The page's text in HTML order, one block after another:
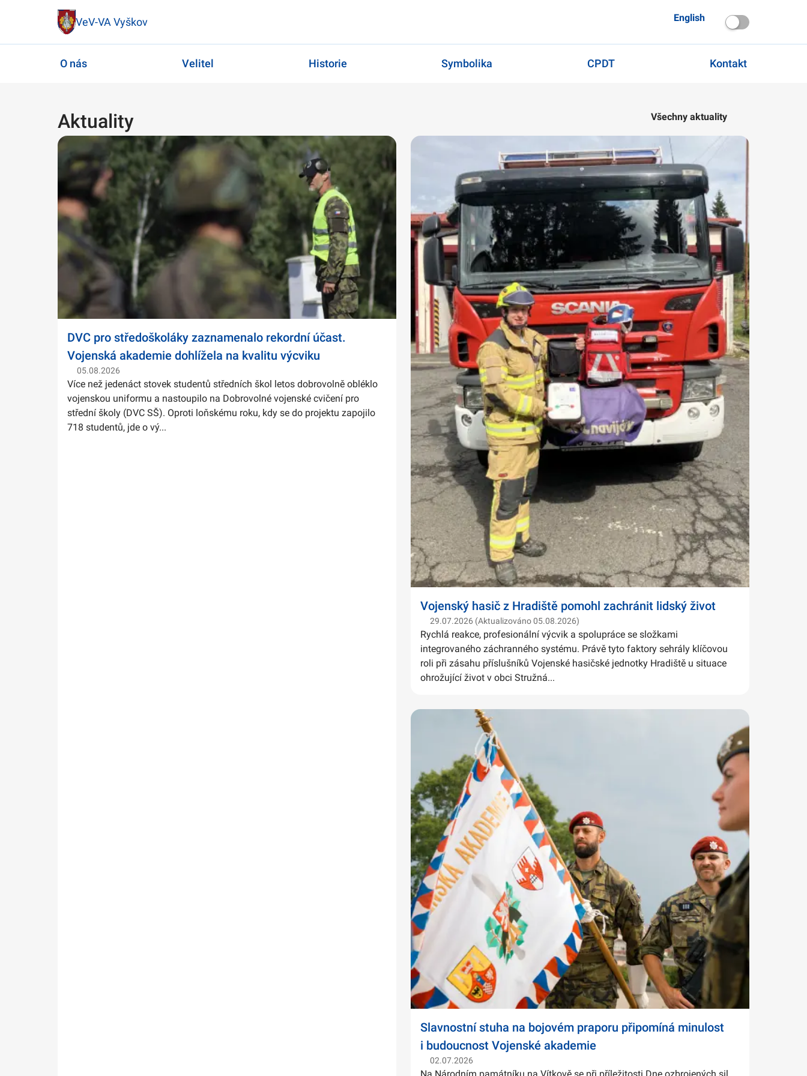
VeV-VA Vyškov English
O nás Velitel Historie Symbolika CPDT Kontakt
Aktuality Všechny aktuality
DVC pro středoškoláky zaznamenalo rekordní účast.
Vojenská akademie dohlížela na kvalitu výcviku
05.08.2026
Více než jedenáct stovek studentů středních škol letos dobrovolně obléklo
vojenskou uniformu a nastoupilo na Dobrovolné vojenské cvičení pro
střední školy (DVC SŠ). Oproti loňskému roku, kdy se do projektu zapojilo
718 studentů, jde o vý...
Vojenský hasič z Hradiště pomohl zachránit lidský život
29.07.2026 (Aktualizováno 05.08.2026)
Rychlá reakce, profesionální výcvik a spolupráce se složkami
integrovaného záchranného systému. Právě tyto faktory sehrály klíčovou
roli při zásahu příslušníků Vojenské hasičské jednotky Hradiště u situace
ohrožující život v obci Stružná...
Slavnostní stuha na bojovém praporu připomíná minulost
i budoucnost Vojenské akademie
02.07.2026